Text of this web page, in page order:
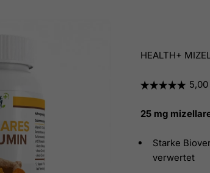
HEALTH+
25 mg
Starke
verwertet